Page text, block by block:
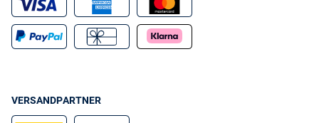
Theaterbesuchen. Wenn Ihnen sportliche Statements besser
gefallen, lohnt sich ein Blick in die Kategorie Jeans im VAN GRAAF
Onlineshop. Dort finden Sie edle Designerjeans, die eine tolle
Alternative zu Damen Businesshosen sind.
VERSANDPARTNER